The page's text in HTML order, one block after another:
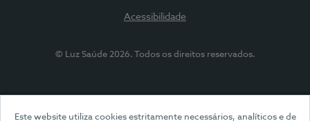
Este website utiliza cookies estritamente necessários, analíticos e de
Acessibilidade
© Luz Saúde 2026. Todos os direitos reservados.